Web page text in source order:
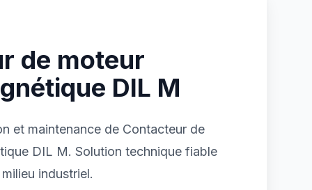
de moteur
DIL M
et maintenance de Contacteur de
DIL M. Solution technique fiable
industriel.